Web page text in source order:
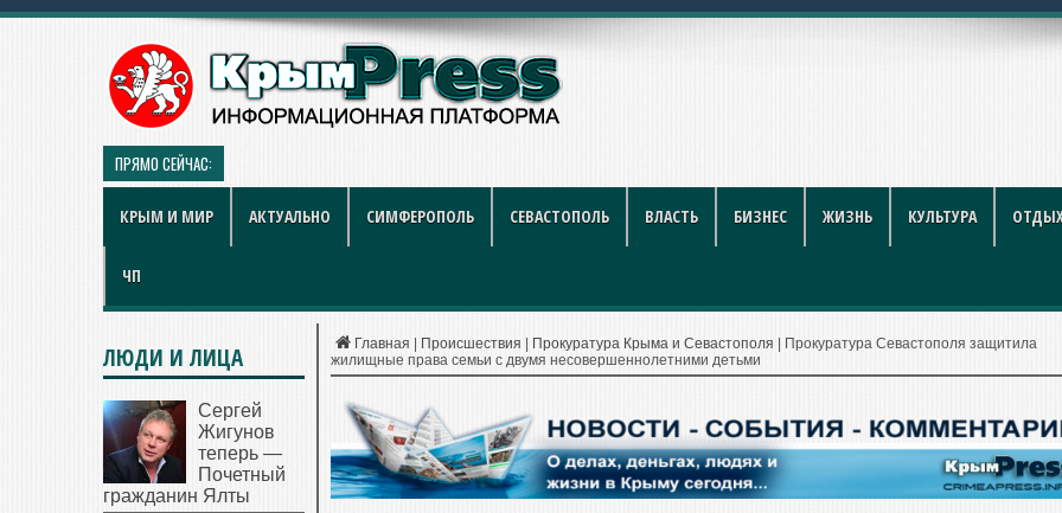
ПРЯМО СЕЙЧАС:
КРЫМ И МИР АКТУАЛЬНО СИМФЕРОПОЛЬ СЕВАСТОПОЛЬ ВЛАСТЬ БИЗНЕС ЖИЗНЬ КУЛЬТУРА
ЧП
Главная Происшествия Прокуратура Крыма и Севастополя
Прокуратура Севастополя защитила
жилищные права семьи с двумя несовершеннолетними детьми
ЛЮДИ И ЛИЦА
Сергей
Жигунов
теперь —
Почетный
гражданин Ялты